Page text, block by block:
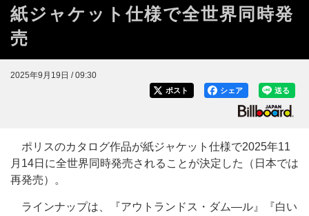
紙ジャケット仕様で全世界同時発
売
2025年9月19日 / 09:30
送る
シェア
ポスト
ポリスのカタログ作品が紙ジャケット仕様で2025年11
月14日に全世界同時発売されることが決定した（日本では
再発売）。
ラインナップは、『アウトランドス・ダム―ル』『白い